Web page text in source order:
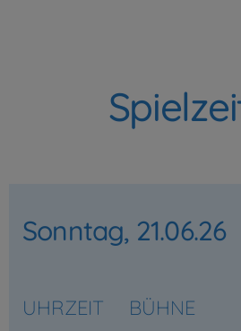
Sonntag, 21.06.26
UHRZEIT
BÜHNE